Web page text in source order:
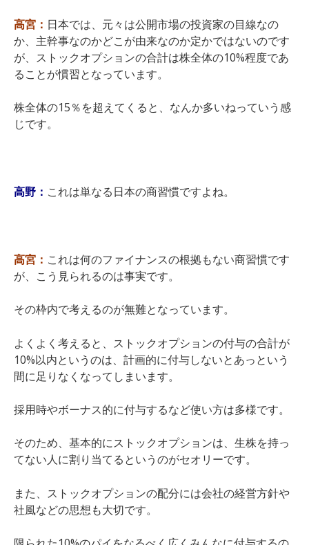
高宮： 日本では、元々は公開市場の投資家の目線なの
か、主幹事なのかどこが由来なのか定かではないのです
が、ストックオプションの合計は株全体の10%程度であ
ることが慣習となっています。
株全体の15％を超えてくると、なんか多いねっていう感
じです。
高野： これは単なる日本の商習慣ですよね。
高宮： これは何のファイナンスの根拠もない商習慣です
が、こう見られるのは事実です。
その枠内で考えるのが無難となっています。
よくよく考えると、ストックオプションの付与の合計が
10%以内というのは、計画的に付与しないとあっという
間に足りなくなってしまいます。
採用時やボーナス的に付与するなど使い方は多様です。
そのため、基本的にストックオプションは、生株を持っ
てない人に割り当てるというのがセオリーです。
また、ストックオプションの配分には会社の経営方針や
社風などの思想も大切です。